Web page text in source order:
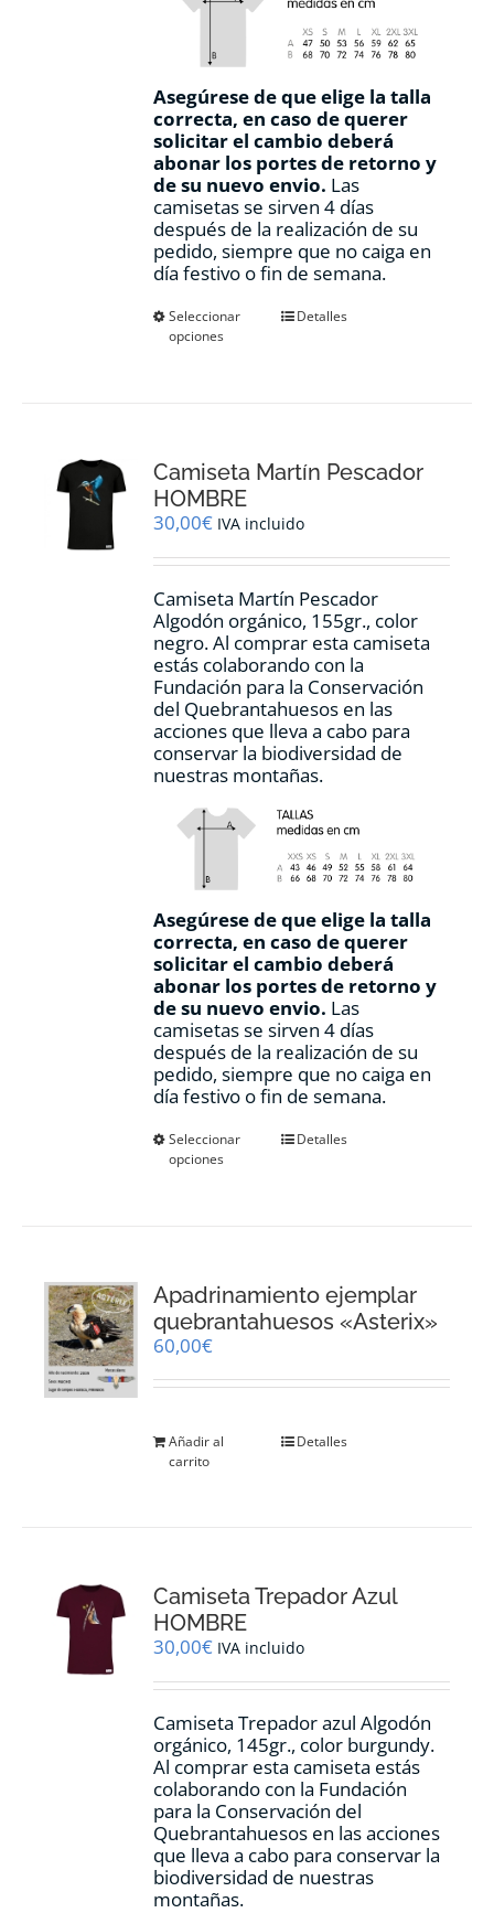
Asegúrese de que elige la talla
correcta, en caso de querer
solicitar el cambio deberá
abonar los portes de retorno y
de su nuevo envio. Las
camisetas se sirven 4 días
después de la realización de su
pedido, siempre que no caiga en
día festivo o fin de semana.
Seleccionar
opciones
Este
se
elegir
en
la
de
producto
Detalles
Camiseta Martín Pescador
HOMBRE
30,00€ IVA incluido
Camiseta Martín Pescador
Algodón orgánico, 155gr., color
negro. Al comprar esta camiseta
estás colaborando con la
Fundación para la Conservación
del Quebrantahuesos en las
acciones que lleva a cabo para
conservar la biodiversidad de
nuestras montañas.
Asegúrese de que elige la talla
correcta, en caso de querer
solicitar el cambio deberá
abonar los portes de retorno y
de su nuevo envio. Las
camisetas se sirven 4 días
después de la realización de su
pedido, siempre que no caiga en
día festivo o fin de semana.
Seleccionar
opciones
Este
se
pueden
la
producto
Detalles
Apadrinamiento ejemplar
quebrantahuesos «Asterix»
60,00€
Añadir al
carrito
Detalles
Camiseta Trepador Azul
HOMBRE
30,00€ IVA incluido
Camiseta Trepador azul Algodón
orgánico, 145gr., color burgundy.
Al comprar esta camiseta estás
colaborando con la Fundación
para la Conservación del
Quebrantahuesos en las acciones
que lleva a cabo para conservar la
biodiversidad de nuestras
montañas.